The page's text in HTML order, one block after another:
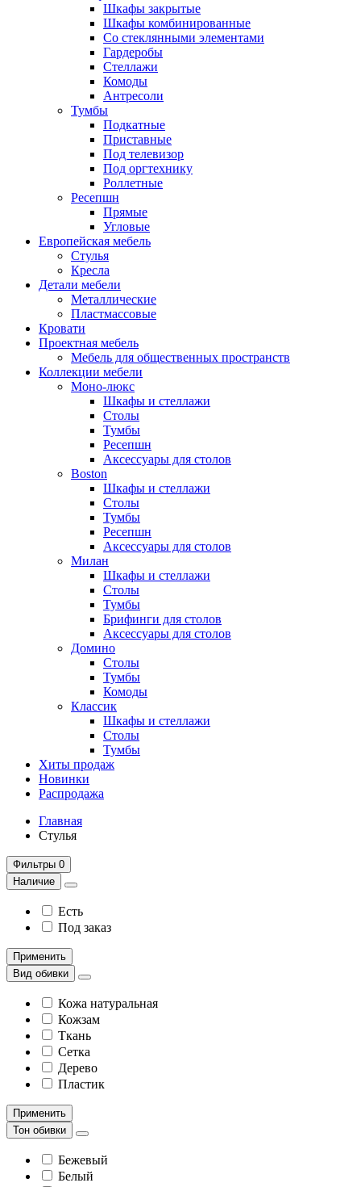
Шкафы закрытые
Шкафы комбинированные
Со стеклянными элементами
Гардеробы
Стеллажи
Комоды
Антресоли
Тумбы
Подкатные
Приставные
Под телевизор
Под оргтехнику
Роллетные
Ресепшн
Прямые
Угловые
Европейская мебель
Стулья
Кресла
Детали мебели
Металлические
Пластмассовые
Кровати
Проектная мебель
Мебель для общественных пространств
Коллекции мебели
Моно-люкс
Шкафы и стеллажи
Столы
Тумбы
Ресепшн
Аксессуары для столов
Boston
Шкафы и стеллажи
Столы
Тумбы
Ресепшн
Аксессуары для столов
Милан
Шкафы и стеллажи
Столы
Тумбы
Брифинги для столов
Аксессуары для столов
Домино
Столы
Тумбы
Комоды
Классик
Шкафы и стеллажи
Столы
Тумбы
Хиты продаж
Новинки
Распродажа
Главная
Стулья
Фильтры 0
Наличие
Есть
Под заказ
Применить
Вид обивки
Кожа натуральная
Кожзам
Ткань
Сетка
Дерево
Пластик
Применить
Тон обивки
Бежевый
Белый